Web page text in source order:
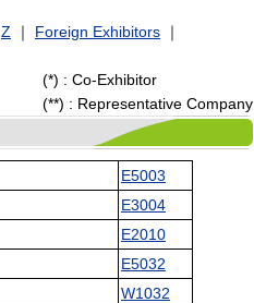
Z ｜ Foreign Exhibitors ｜
(*) : Co-Exhibitor
(**) : Representative Company
E5003
E3004
E2010
E5032
W1032